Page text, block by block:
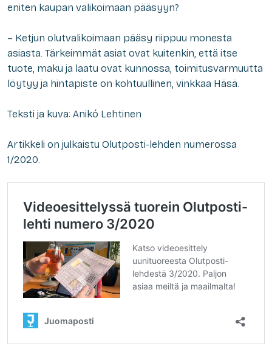
eniten kaupan valikoimaan pääsyyn?
– Ketjun olutvalikoimaan pääsy riippuu monesta
asiasta. Tärkeimmät asiat ovat kuitenkin, että itse
tuote, maku ja laatu ovat kunnossa, toimitusvarmuutta
löytyy ja hintapiste on kohtuullinen, vinkkaa Häsä.
Teksti ja kuva: Anikó Lehtinen
Artikkeli on julkaistu Olutposti-lehden numerossa
1/2020.